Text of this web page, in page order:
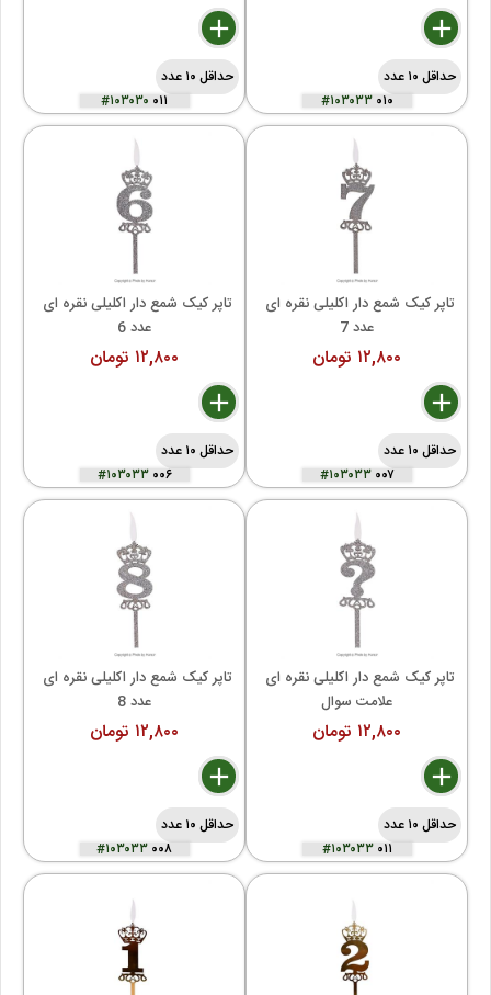
delete
remove
add
حداقل ۱۰ عدد
#۱۰۳۰۳۰ ۰۱۱
delete
remove
add
حداقل ۱۰ عدد
#۱۰۳۰۳۳۰۱۰
عدد 6
۱۲,۸۰۰ تومان
delete
remove
add
حداقل ۱۰ عدد
#۱۰۳۰۳۳۰۰۶
عدد 7
۱۲,۸۰۰ تومان
delete
remove
add
حداقل ۱۰ عدد
#۱۰۳۰۳۳۰۰۷
عدد 8
۱۲,۸۰۰ تومان
delete
remove
add
حداقل ۱۰ عدد
#۱۰۳۰۳۳ ۰۰۸
علامت سوال
۱۲,۸۰۰ تومان
delete
remove
add
حداقل ۱۰ عدد
#۱۰۳۰۳۳۰۱۱